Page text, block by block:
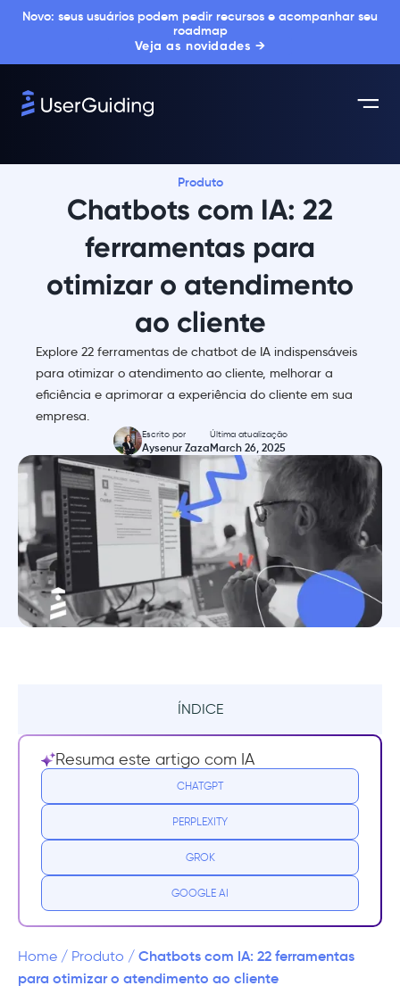
Novo: seus usuários podem pedir recursos e acompanhar seu
roadmap
Veja as novidades →
Produto
Chatbots com IA: 22
ferramentas para
otimizar o atendimento
ao cliente
Explore 22 ferramentas de chatbot de IA indispensáveis
para otimizar o atendimento ao cliente, melhorar a
eficiência e aprimorar a experiência do cliente em sua
empresa.
Escrito por
Aysenur Zaza
Última atualização
March 26, 2025
ÍNDICE
Resumo
As 22 melhores ferramentas de suporte de IA
para ajudar sua equipe de suporte
4- Drift
Resuma este artigo com IA
CHATGPT
PERPLEXITY
GROK
GOOGLE AI
Home / Produto / Chatbots com IA: 22 ferramentas
para otimizar o atendimento ao cliente